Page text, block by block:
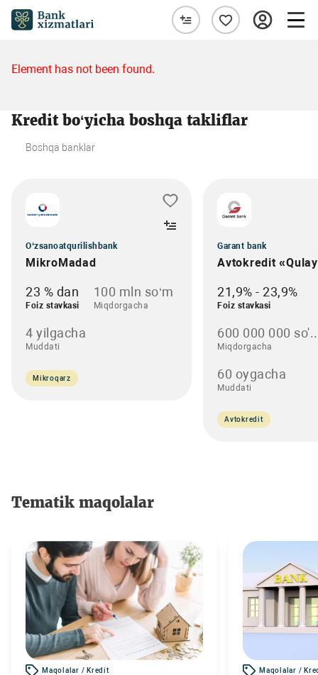
Element has not been found.
Kredit bo‘yicha boshqa takliflar
Boshqa banklar
O‘zsanoatqurilishbank
MikroMadad
23 % dan
Foiz stavkasi
100 mln so‘m
Miqdorgacha
4 yilgacha
Muddati
Mikroqarz
Garant bank
Avtokredit
21,9% - 23,9%
Foiz stavkasi
600 000 000
Miqdorgacha
60 oygacha
Muddati
Avtokredit
Tematik maqolalar
Maqolalar / Kredit Maqolalar /